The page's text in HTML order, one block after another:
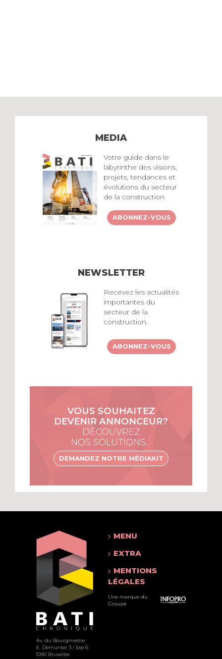
MEDIA
Votre guide dans le
labyrinthe des visions,
projets, tendances et
évolutions du secteur
de la construction
ABONNEZ-VOUS
NEWSLETTER
Recevez les actualités
importantes du
secteur de la
construction.
ABONNEZ-VOUS
VOUS SOUHAITEZ
DEVENIR ANNONCEUR?
DÉCOUVREZ
NOS SOLUTIONS…
DEMANDEZ NOTRE MÉDIAKIT
Av. du Bourgmestre
E. Demunter 3 / bte 6
1090 Bruxelles
MENU
EXTRA
MENTIONS
LÉGALES
Une marque du
Groupe